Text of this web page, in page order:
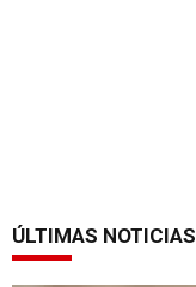
ÚLTIMAS NOTICIAS